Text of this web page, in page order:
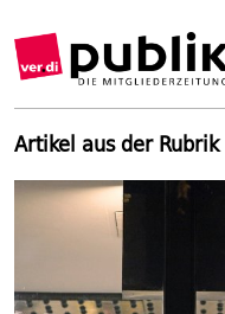
Artikel aus der Rubrik